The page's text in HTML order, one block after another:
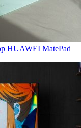
HUAWEI MatePad